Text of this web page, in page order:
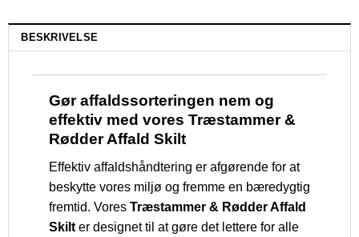
BESKRIVELSE
Gør affaldssorteringen nem og
effektiv med vores Træstammer &
Rødder Affald Skilt
Effektiv affaldshåndtering er afgørende for at
beskytte vores miljø og fremme en bæredygtig
fremtid. Vores Træstammer & Rødder Affald
Skilt er designet til at gøre det lettere for alle